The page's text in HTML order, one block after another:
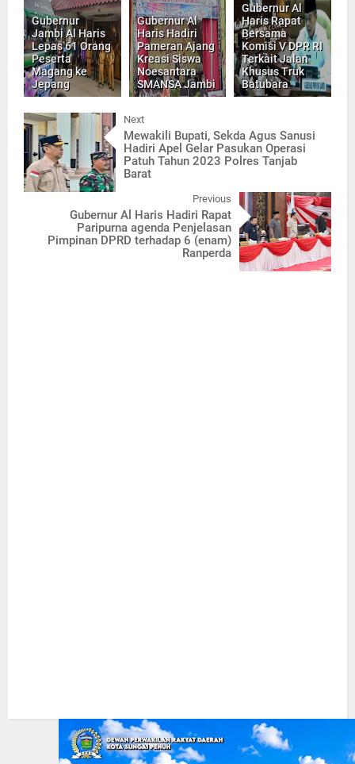
Gubernur
Jambi Al Haris
Lepas 61 Orang
Peserta
Magang ke
Jepang
Gubernur Al
Haris Hadiri
Pameran Ajang
Kreasi Siswa
Noesantara
SMANSA Jambi
Gubernur Al
Haris Rapat
Bersama
Komisi V DPR RI
Terkait Jalan
Khusus Truk
Batubara
Next
Mewakili Bupati, Sekda Agus Sanusi
Hadiri Apel Gelar Pasukan Operasi
Patuh Tahun 2023 Polres Tanjab
Barat
Previous
Gubernur Al Haris Hadiri Rapat
Paripurna agenda Penjelasan
Pimpinan DPRD terhadap 6 (enam)
Ranperda